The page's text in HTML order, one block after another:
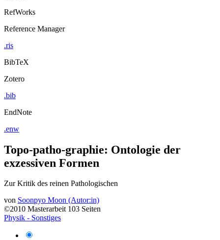
RefWorks
Reference Manager
.ris
BibTeX
Zotero
.bib
EndNote
.enw
Topo-patho-graphie: Ontologie der
exzessiven Formen
Zur Kritik des reinen Pathologischen
von Soonpyo Moon (Autor:in)
©2010 Masterarbeit 103 Seiten
Physik - Sonstiges